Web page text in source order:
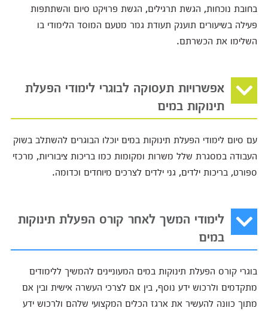
בחובת נוכחות, הגשת תרגילים, הגשת פרויקט סיום והשתתפות
פעילה בשיעורים תוענק תעודת גמר מטעם המוסד הלימודי בו
השלימו את הכשרתם.
אפשרויות תעסוקה לבוגרי לימודי הפעלת
תינוקות במים
עם סיום לימודי הפעלת תינוקות במים יוכלו הבוגרים להשתלב בשוק
העבודה במסגרת שלל משרות ומקומות כמו בריכות ציבוריות, מרכזי
ספורט, בריכות ילדים, גני ילדים לצרכים מיוחדים וכדומה.
לימודי המשך לאחר קורס הפעלת תינוקות
במים
בוגרי קורס הפעלת תינוקות במים המעוניינים להמשיך ללימודים
מתקדמים ולרכוש ידע נוסף, בין אם לצרכי העשרה אישית ובין אם
מתוך כוונה להעשיר את ארגז הכלים המקצועי שלהם ולרכוש ידע